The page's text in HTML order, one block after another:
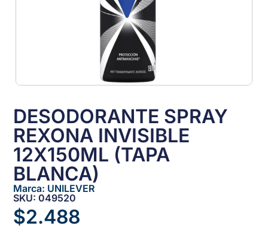
DESODORANTE SPRAY
REXONA INVISIBLE
12X150ML (TAPA
BLANCA)
Marca: UNILEVER
SKU: 049520
$2.488